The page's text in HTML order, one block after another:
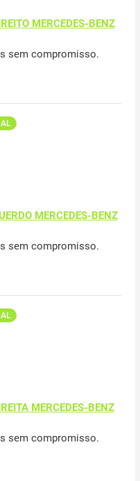
MERCEDES-BENZ
sem compromisso.
MERCEDES-BENZ
sem compromisso.
MERCEDES-BENZ
sem compromisso.